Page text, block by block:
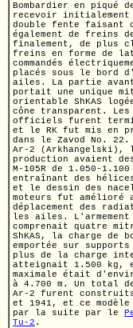
Bombardier en piqué
recevoir initialement
double fente faisant
également de freins
finalement, de plus
freins en forme de
commandés
placés sous le bord
ailes. La partie
portait une unique
orientable ShKAS
cône transparent. Les
officiels furent
et le RK fut mis en
dans le Zavod No. 22.
Ar-2 (Arkhangelski),
production avaient
M-105R de 1.050-1.100
entraînant des
et le dessin des
moteurs fut amélioré
déplacement des
les ailes.
comprenait quatre
ShKAS, la charge de
emportée sur
plus de la charge
atteignait 1.500 kg,
maximale était
à 4.700 m.
Un total
Ar-2 furent
et 1941, et ce
par la suite par le
Tu-2 .